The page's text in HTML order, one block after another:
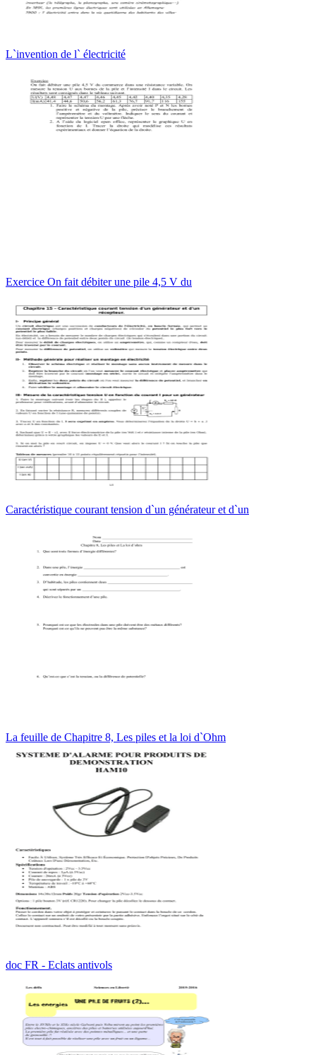
L`invention de l` électricité
Exercice On fait débiter une pile 4,5 V du
Caractéristique courant tension d`un générateur et d`un
La feuille de Chapitre 8, Les piles et la loi d`Ohm
doc FR - Eclats antivols